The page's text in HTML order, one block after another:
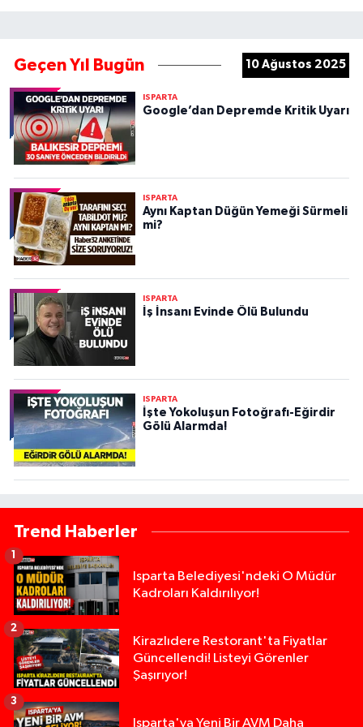
Geçen Yıl Bugün 10 Ağustos 2025
ISPARTA
Google’dan Depremde Kritik Uyarı
ISPARTA
Aynı Kaptan Düğün Yemeği Sürmeli
mi?
ISPARTA
İş İnsanı Evinde Ölü Bulundu
ISPARTA
İşte Yokoluşun Fotoğrafı-Eğirdir
Gölü Alarmda!
Trend Haberler
Isparta Belediyesi'ndeki O Müdür
Kadroları Kaldırılıyor!
1
Kirazlıdere Restorant'ta Fiyatlar
Güncellendi! Listeyi Görenler
Şaşırıyor!
2
Isparta'ya Yeni Bir AVM Daha
3